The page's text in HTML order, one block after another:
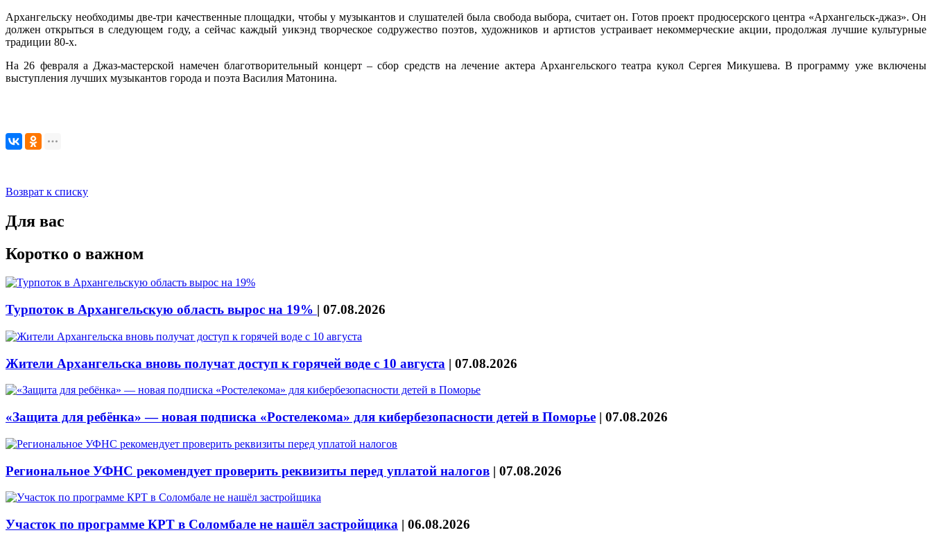
Архангельску необходимы две-три качественные площадки, чтобы у музыкантов и слушателей была свобода выбора, считает он. Готов проект продюсерского центра «Архангельск-джаз». Он
должен открыться в следующем году, а сейчас каждый уикэнд творческое содружество поэтов, художников и артистов устраивает некоммерческие акции, продолжая лучшие культурные
традиции 80-х.
На 26 февраля а Джаз-мастерской намечен благотворительный концерт – сбор средств на лечение актера Архангельского театра кукол Сергея Микушева. В программу уже включены
выступления лучших музыкантов города и поэта Василия Матонина.
Возврат к списку
Для вас
Коротко о важном
Турпоток в Архангельскую область вырос на 19% | 07.08.2026
Жители Архангельска вновь получат доступ к горячей воде с 10 августа | 07.08.2026
«Защита для ребёнка» — новая подписка «Ростелекома» для кибербезопасности детей в Поморье | 07.08.2026
Региональное УФНС рекомендует проверить реквизиты перед уплатой налогов | 07.08.2026
Участок по программе КРТ в Соломбале не нашёл застройщика | 06.08.2026